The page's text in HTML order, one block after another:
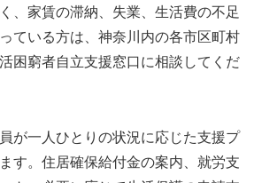
、家賃の滞納、失業、生活費の不足
ている方は、神奈川内の各市区町村
困窮者自立支援窓口に相談してくだ
が一人ひとりの状況に応じた支援プ
す。住居確保給付金の案内、就労支